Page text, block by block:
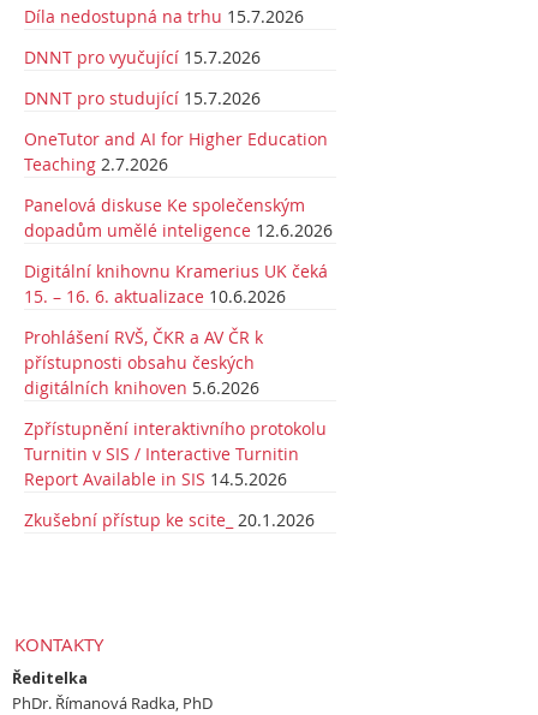
Díla nedostupná na trhu 15.7.2026
DNNT pro vyučující 15.7.2026
DNNT pro studující 15.7.2026
OneTutor and AI for Higher Education
Teaching 2.7.2026
Panelová diskuse Ke společenským
dopadům umělé inteligence 12.6.2026
Digitální knihovnu Kramerius UK čeká
15. – 16. 6. aktualizace 10.6.2026
Prohlášení RVŠ, ČKR a AV ČR k
přístupnosti obsahu českých
digitálních knihoven 5.6.2026
Zpřístupnění interaktivního protokolu
Turnitin v SIS / Interactive Turnitin
Report Available in SIS 14.5.2026
Zkušební přístup ke scite_ 20.1.2026
KONTAKTY
Ředitelka
PhDr. Římanová Radka, PhD